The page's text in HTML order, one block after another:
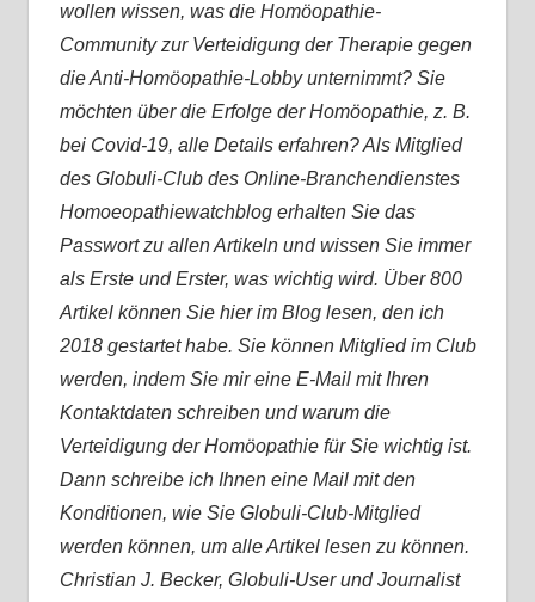
wollen wissen, was die Homöopathie-
Community zur Verteidigung der Therapie gegen
die Anti-Homöopathie-Lobby unternimmt? Sie
möchten über die Erfolge der Homöopathie, z. B.
bei Covid-19, alle Details erfahren? Als Mitglied
des Globuli-Club des Online-Branchendienstes
Homoeopathiewatchblog erhalten Sie das
Passwort zu allen Artikeln und wissen Sie immer
als Erste und Erster, was wichtig wird. Über 800
Artikel können Sie hier im Blog lesen, den ich
2018 gestartet habe. Sie können Mitglied im Club
werden, indem Sie mir eine E-Mail mit Ihren
Kontaktdaten schreiben und warum die
Verteidigung der Homöopathie für Sie wichtig ist.
Dann schreibe ich Ihnen eine Mail mit den
Konditionen, wie Sie Globuli-Club-Mitglied
werden können, um alle Artikel lesen zu können.
Christian J. Becker, Globuli-User und Journalist